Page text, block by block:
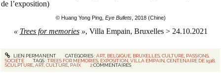
de l’exposition)
© Huang Yong Ping, Eye Bullets, 2018 (Chine)
« Trees for memories», Villa Empain, Bruxelles > 24.10.2021
LIEN PERMANENT CATÉGORIES :ART, BELGIQUE, BRUXELLES, CULTURE, PASSIONS,
SOCIÉTÉ
TAGS :TREES FOR MEMORIES, EXPOSITION,VILLA EMPAIN,CENTENAIRE DE 1918,
SCULPTURE,ART,CULTURE, PAIX 2 COMMENTAIRES